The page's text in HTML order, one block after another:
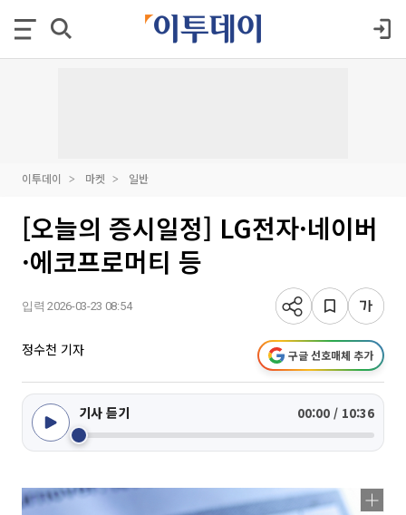
이투데이 마켓 일반
[오늘의 증시일정] LG전자·네이버
·에코프로머티 등
입력 2026-03-23 08:54
정수천 기자 구글 선호매체 추가
기사 듣기 00:00 / 10:36